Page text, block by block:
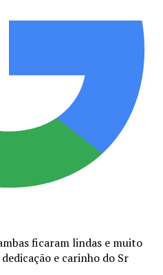
ficaram lindas e muito
e carinho do Sr